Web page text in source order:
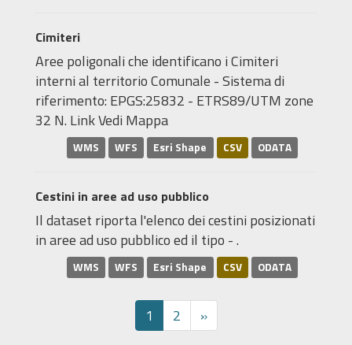
Cimiteri
Aree poligonali che identificano i Cimiteri
interni al territorio Comunale - Sistema di
riferimento: EPGS:25832 - ETRS89/UTM zone
32 N. Link Vedi Mappa
WMS WFS Esri Shape CSV ODATA
Cestini in aree ad uso pubblico
Il dataset riporta l'elenco dei cestini posizionati
in aree ad uso pubblico ed il tipo - .
WMS WFS Esri Shape CSV ODATA
1 2 »